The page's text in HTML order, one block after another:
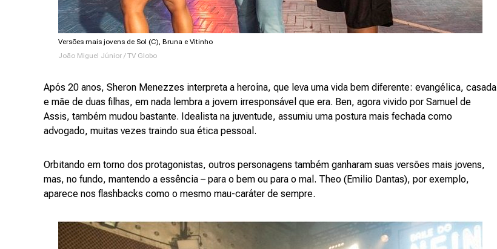
Versões mais jovens de Sol (C), Bruna e Vitinho
João Miguel Júnior / TV Globo
Após 20 anos, Sheron Menezzes interpreta a heroína, que leva uma vida bem diferente: evangélica, casada
e mãe de duas filhas, em nada lembra a jovem irresponsável que era. Ben, agora vivido por Samuel de
Assis, também mudou bastante. Idealista na juventude, assumiu uma postura mais fechada como
advogado, muitas vezes traindo sua ética pessoal.
Orbitando em torno dos protagonistas, outros personagens também ganharam suas versões mais jovens,
mas, no fundo, mantendo a essência – para o bem ou para o mal. Theo (Emilio Dantas), por exemplo,
aparece nos flashbacks como o mesmo mau-caráter de sempre.